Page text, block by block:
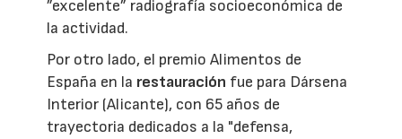
”excelente” radiografía socioeconómica de
la actividad.
Por otro lado, el premio Alimentos de
España en la restauración fue para Dársena
Interior (Alicante), con 65 años de
trayectoria dedicados a la "defensa,